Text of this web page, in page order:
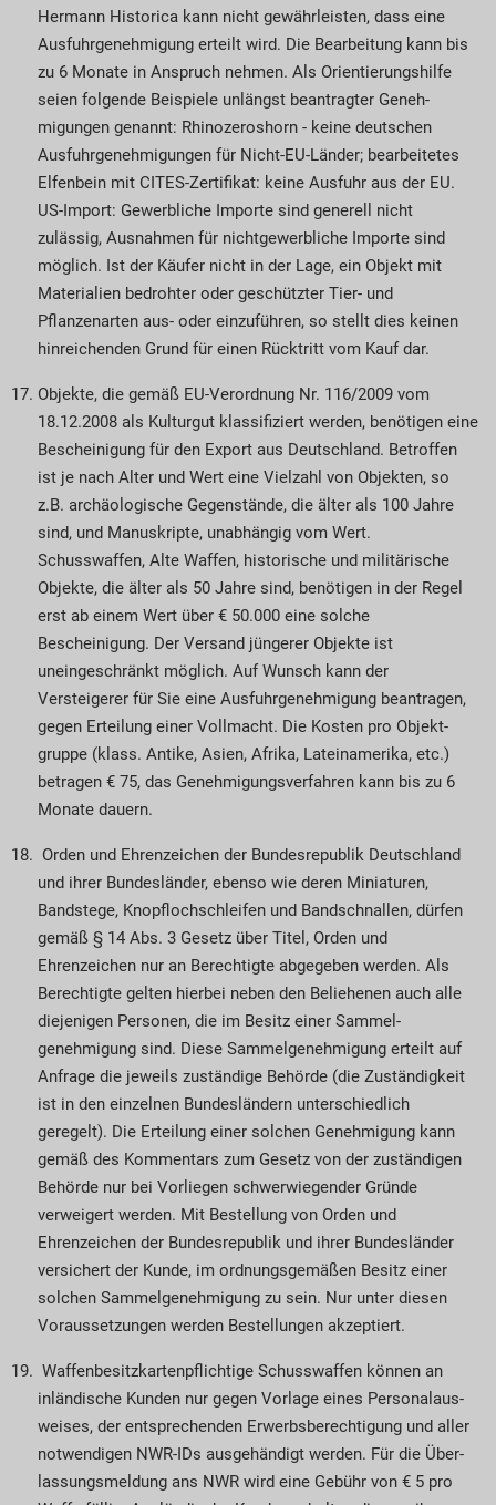
Her­mann Historica kann nicht gewährleisten, dass eine
Ausfuhr­geneh­migung erteilt wird. Die Bear­beitung kann bis
zu 6 Monate in Anspruch nehmen. Als Orientie­rungs­hilfe
seien folgende Beispiele unlängst beantragter Geneh­
migungen genannt: Rhinozeroshorn - keine deutschen
Ausfuhr­ge­neh­migungen für Nicht-EU-Länder; bearbeitetes
Elfenbein mit CITES-Zertifikat: keine Ausfuhr aus der EU.
US-Import: Gewerbliche Importe sind generell nicht
zulässig, Ausnahmen für nichtgewerbliche Importe sind
möglich. Ist der Käufer nicht in der Lage, ein Objekt mit
Materialien bedrohter oder geschützter Tier- und
Pflanzenarten aus- oder einzuführen, so stellt dies keinen
hinreichenden Grund für einen Rücktritt vom Kauf dar.
Objekte, die gemäß EU-Verordnung Nr. 116/2009 vom
18.12.2008 als Kulturgut klassifiziert werden, benötigen eine
Bescheinigung für den Export aus Deutschland. Betroffen
ist je nach Alter und Wert eine Vielzahl von Objekten, so
z.B. archäologische Gegenstände, die älter als 100 Jahre
sind, und Manuskripte, unabhängig vom Wert.
Schusswaffen, Alte Waffen, historische und militärische
Objekte, die älter als 50 Jahre sind, benötigen in der Regel
erst ab einem Wert über € 50.000 eine solche
Bescheinigung. Der Versand jüngerer Objekte ist
uneingeschränkt mög­lich. Auf Wunsch kann der
Versteigerer für Sie eine Ausfuhrgenehmigung beantragen,
gegen Er­­tei­lung einer Vollmacht. Die Kosten pro Objekt­
gruppe (klass. Antike, Asien, Afrika, Latein­­ame­rika, etc.)
betragen € 75, das Genehmigungs­­ver­fahren kann bis zu 6
Monate dauern.
Orden und Ehrenzeichen der Bundesrepublik Deutschland
und ihrer Bundesländer, ebenso wie deren Miniaturen,
Bandstege, Knopflochschleifen und Bandschnallen, dürfen
gemäß § 14 Abs. 3 Gesetz über Titel, Orden und
Ehrenzeichen nur an Berechtigte abgegeben werden. Als
Berechtigte gelten hierbei neben den Beliehenen auch alle
diejenigen Personen, die im Besitz einer Sammel­
genehmigung sind. Diese Sammelgenehmigung erteilt auf
Anfrage die jeweils zuständige Behörde (die Zuständigkeit
ist in den einzelnen Bundes­ländern unterschiedlich
geregelt). Die Erteilung einer solchen Genehmigung kann
ge­­mäß des Kommentars zum Gesetz von der zuständigen
Behörde nur bei Vorliegen schwerwiegender Gründe
verweigert werden. Mit Bestellung von Orden und
Ehrenzeichen der Bundesrepublik und ihrer Bundesländer
versichert der Kunde, im ordnungsgemäßen Besitz einer
solchen Sammel­­ge­nehmigung zu sein. Nur unter diesen
Voraus­setzungen werden Bestellungen akzeptiert.
Waffenbesitzkartenpflichtige Schusswaffen können an
inländische Kunden nur gegen Vorlage eines Personalaus­
weises, der entsprechenden Er­­werbs­berechtigung und aller
notwendigen NWR-IDs ausgehändigt werden. Für die Über­
lassungs­meldung ans NWR wird eine Gebühr von € 5 pro